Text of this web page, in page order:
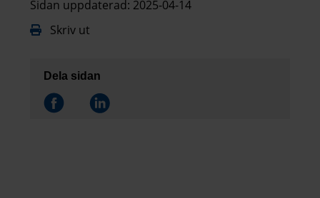
Sidan uppdaterad: 2025-04-14
Skriv ut
Dela sidan
Dela på